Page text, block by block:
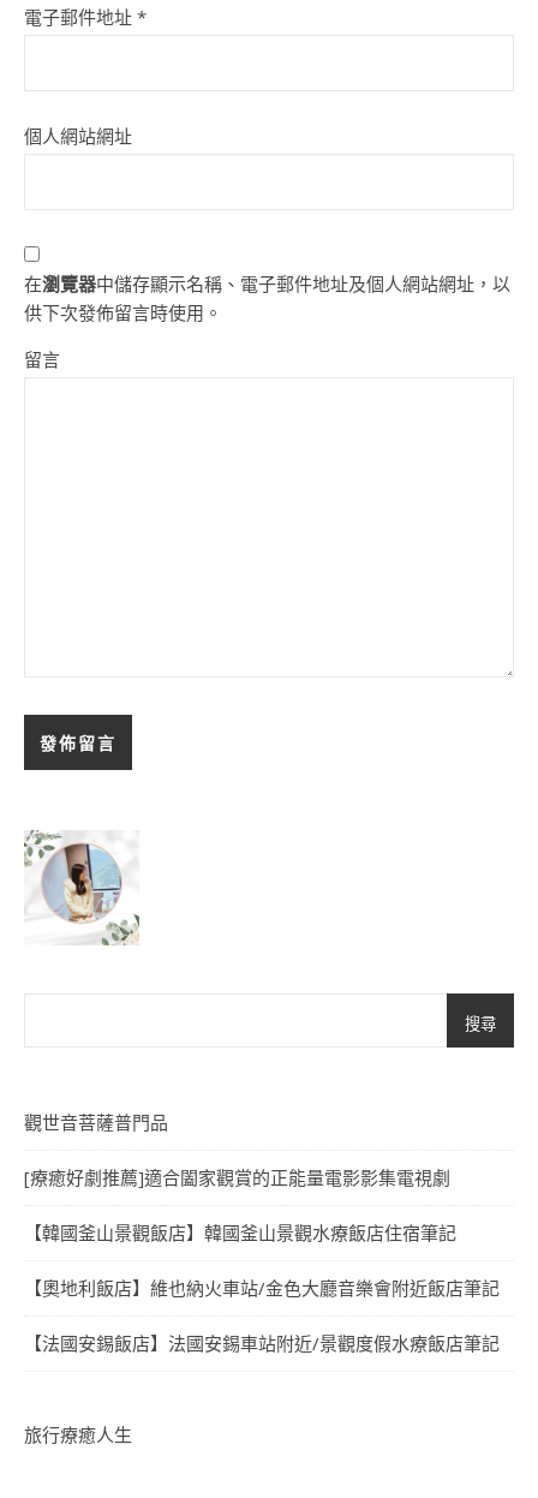
電子郵件地址 *
個人網站網址
在瀏覽器中儲存顯示名稱、電子郵件地址及個人網站網址，以
供下次發佈留言時使用。
留言
搜尋
觀世音菩薩普門品
[療癒好劇推薦]適合闔家觀賞的正能量電影影集電視劇
【韓國釜山景觀飯店】韓國釜山景觀水療飯店住宿筆記
【奧地利飯店】維也納火車站/金色大廳音樂會附近飯店筆記
【法國安錫飯店】法國安錫車站附近/景觀度假水療飯店筆記
旅行療癒人生